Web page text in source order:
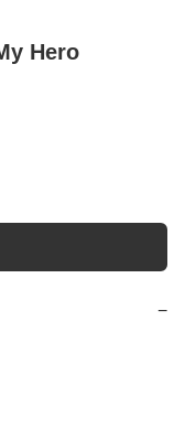
Hero
−